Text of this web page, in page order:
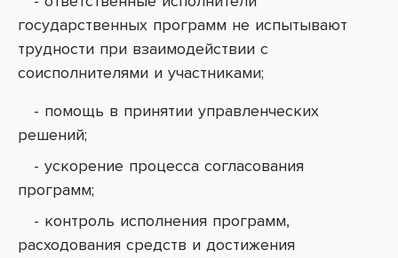
государственных программ не испытывают
трудности при взаимодействии с
соисполнителями и участниками;
- помощь в принятии управленческих
решений;
- ускорение процесса согласования
программ;
- контроль исполнения программ,
расходования средств и достижения